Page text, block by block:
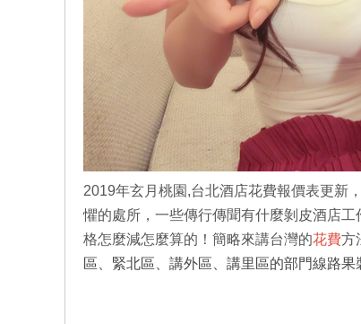
2019年玄月桃園,台北酒店花費報價表更新
懼的處所，一些傳行傳聞有什麼剝皮酒店
格怎麼減怎麼算的！ 簡略來講台灣的花費方
區、緊北區、講外區、講里區的部門線路